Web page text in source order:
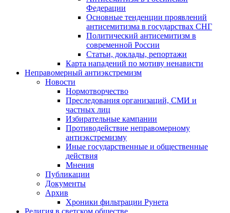
Федерации
Основные тенденции проявлений
антисемитизма в государствах СНГ
Политический антисемитизм в
современной России
Статьи, доклады, репортажи
Карта нападений по мотиву ненависти
Неправомерный антиэкстремизм
Новости
Нормотворчество
Преследования организаций, СМИ и
частных лиц
Избирательные кампании
Противодействие неправомерному
антиэкстремизму
Иные государственные и общественные
действия
Мнения
Публикации
Документы
Архив
Хроники фильтрации Рунета
Религия в светском обществе